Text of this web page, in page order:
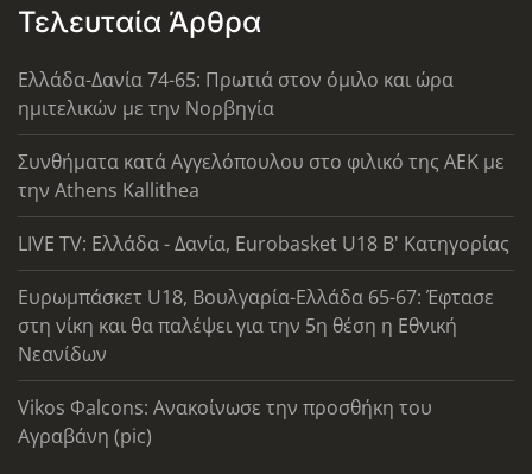
Τελευταία Άρθρα
Ελλάδα-Δανία 74-65: Πρωτιά στον όμιλο και ώρα
ημιτελικών με την Νορβηγία
Συνθήματα κατά Αγγελόπουλου στο φιλικό της ΑΕΚ με
την Athens Kallithea
LIVE TV: Ελλάδα - Δανία, Eurobasket U18 Β' Κατηγορίας
Ευρωμπάσκετ U18, Βουλγαρία-Ελλάδα 65-67: Έφτασε
στη νίκη και θα παλέψει για την 5η θέση η Εθνική
Νεανίδων
Vikos Φalcons: Ανακοίνωσε την προσθήκη του
Αγραβάνη (pic)